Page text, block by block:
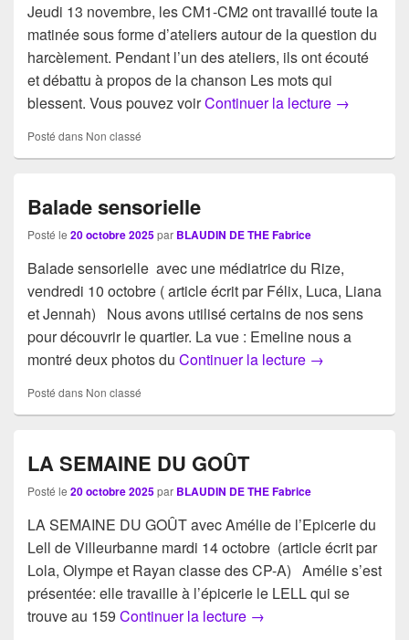
Jeudi 13 novembre, les CM1-CM2 ont travaillé toute la
matinée sous forme d’ateliers autour de la question du
harcèlement. Pendant l’un des ateliers, ils ont écouté
et débattu à propos de la chanson Les mots qui
blessent. Vous pouvez voirContinuer la lecture Les mots
→
Posté dans Non classé
Balade sensorielle
Posté le 20 octobre 2025par BLAUDIN DE THE Fabrice
Balade sensorielle avec une médiatrice du Rize,
vendredi 10 octobre ( article écrit par Félix, Luca, Liana
et Jennah) Nous avons utilisé certains de nos sens
pour découvrir le quartier. La vue : Emeline nous a
montré deux photos du Continuer la lecture Balade
→
Posté dans Non classé
LA SEMAINE DU GOÛT
Posté le 20 octobre 2025par BLAUDIN DE THE Fabrice
LA SEMAINE DU GOÛT avec Amélie de l’Epicerie du
Lell de Villeurbanne mardi 14 octobre (article écrit par
Lola, Olympe et Rayan classe des CP-A) Amélie s’est
présentée: elle travaille à l’épicerie le LELL qui se
trouve au 159 Continuer la lecture LA SEMAINE DU GOÛT
→